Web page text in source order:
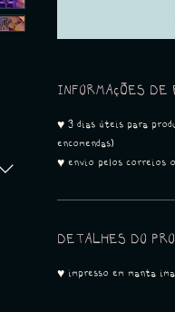
INFORMAÇÕES DE
♥ 3 dias úteis para
encomendas)
♥ envio pelos correios
DETALHES DO
♥ impresso em manta